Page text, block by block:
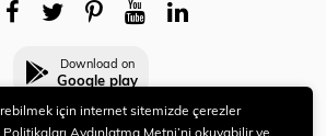
Download on
Google play
için internet sitemizde çerezler
Politikaları Aydınlatma Metni’ni okuyabilir ve